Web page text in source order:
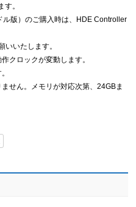
。
版）のご購入時は、HDE Controller
お願いいたします。
クロックが変動します。
せん。メモリが対応次第、24GBま